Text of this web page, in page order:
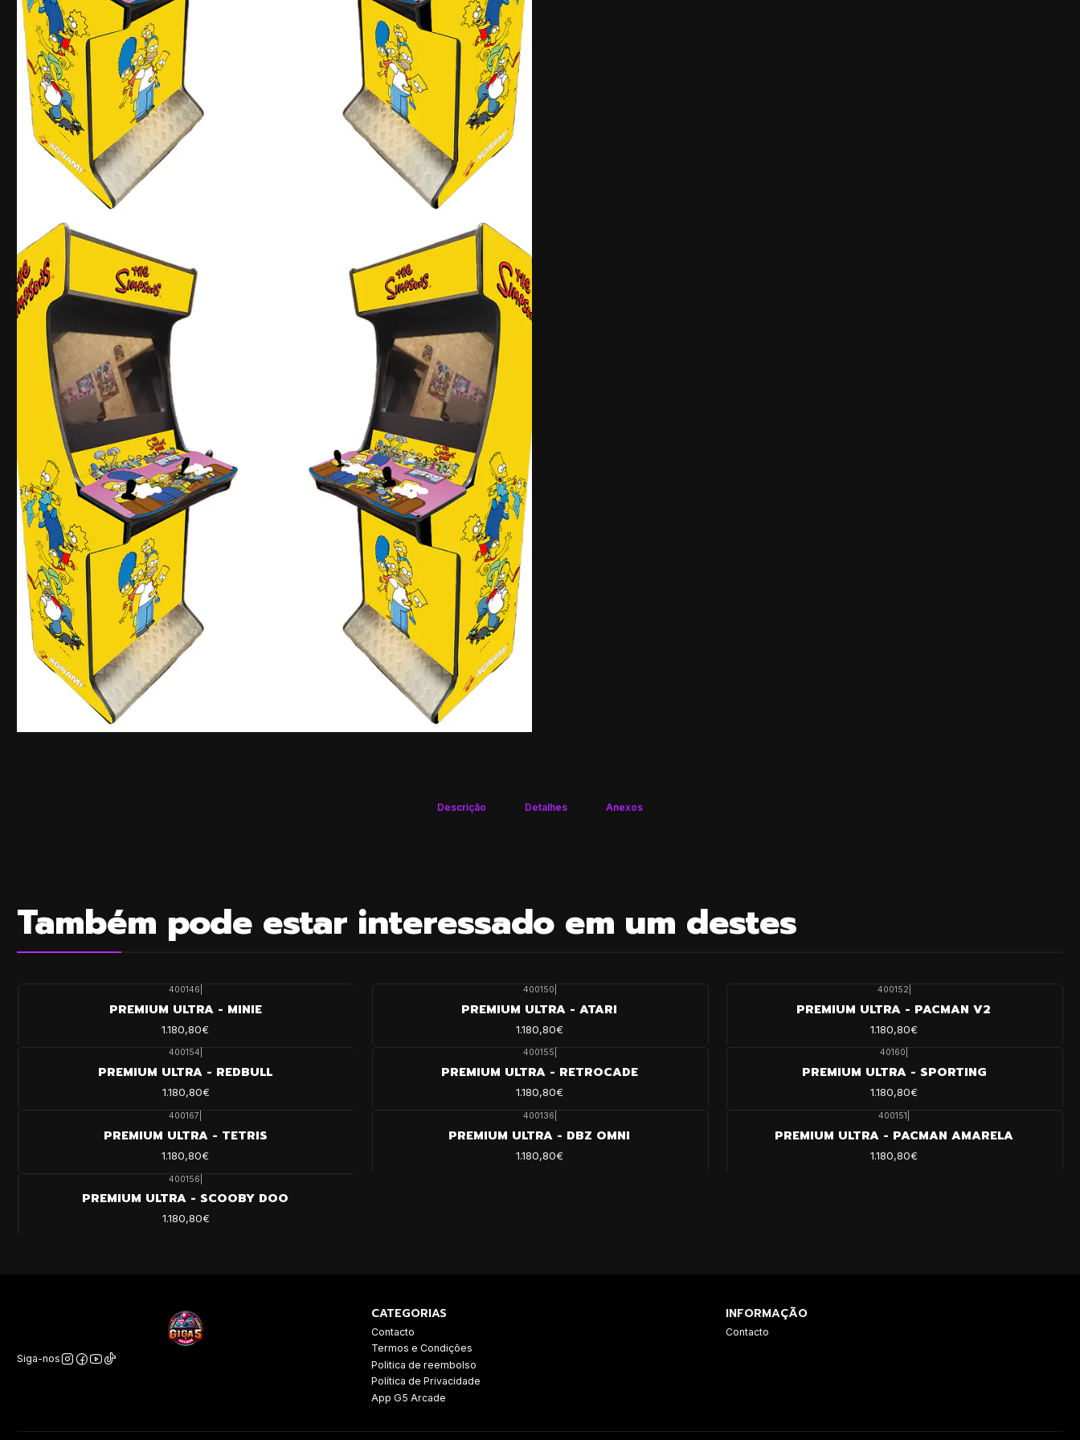
Descrição Detalhes Anexos
Também pode estar interessado em um destes
400146
PREMIUM ULTRA - MINIE
1.180,80€
400150
PREMIUM ULTRA - ATARI
1.180,80€
400152
PREMIUM ULTRA - PACMAN V2
1.180,80€
400154
PREMIUM ULTRA - REDBULL
1.180,80€
400155
PREMIUM ULTRA - RETROCADE
1.180,80€
40160
PREMIUM ULTRA - SPORTING
1.180,80€
400167
PREMIUM ULTRA - TETRIS
1.180,80€
400136
PREMIUM ULTRA - DBZ OMNI
1.180,80€
400151
PREMIUM ULTRA - PACMAN AMARELA
1.180,80€
400156
PREMIUM ULTRA - SCOOBY DOO
1.180,80€
Siga-nos
CATEGORIAS
Contacto
Termos e Condições
Politica de reembolso
Política de Privacidade
App G5 Arcade
INFORMAÇÃO
Contacto